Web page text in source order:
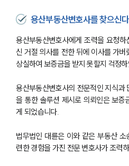
대륜의 강
글로벌 파트
고객의 소리
통합검색
AI대륜
업무사
사례분석/최
법률정보
법률지식
용산부동산변호사를 찾으신
용산부동산변호사에게 조력을 요청
신 거절 의사를 전한 뒤에 이사를 가
상실하여 보증금을 받지 못할지 걱정
용산부동산변호사의 전문적인 지식과
을 통한 솔루션 제시로 의뢰인은 보증
게 되었습니다.
법무법인 대륜은 이와 같은 부동산
련한 경험을 가진 전문 변호사가 조력